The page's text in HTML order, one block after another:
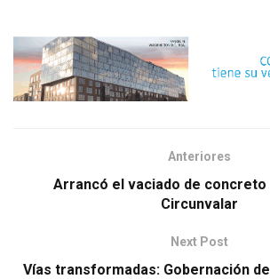
Anteriores
Arrancó el vaciado de concreto
Circunvalar
Next Post
Vías transformadas: Gobernación